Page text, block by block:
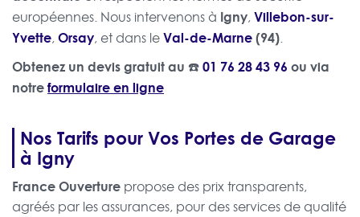
européennes. Nous intervenons à Igny, Villebon-sur-
Yvette, Orsay, et dans leVal-de-Marne(94).
Obtenez un devis gratuit au ☎️01 76 28 43 96 ou via
notreformulaire en ligne
Nos Tarifs pour Vos Portes de Garage
à Igny
France Ouverture propose des prix transparents,
agréés par les assurances, pour des services de qualité